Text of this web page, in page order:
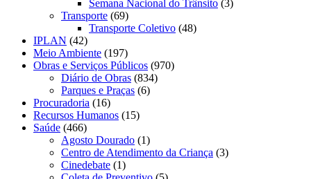
Semana Nacional do Trânsito (3)
Transporte (69)
Transporte Coletivo (48)
IPLAN (42)
Meio Ambiente (197)
Obras e Serviços Públicos (970)
Diário de Obras (834)
Parques e Praças (6)
Procuradoria (16)
Recursos Humanos (15)
Saúde (466)
Agosto Dourado (1)
Centro de Atendimento da Criança (3)
Cinedebate (1)